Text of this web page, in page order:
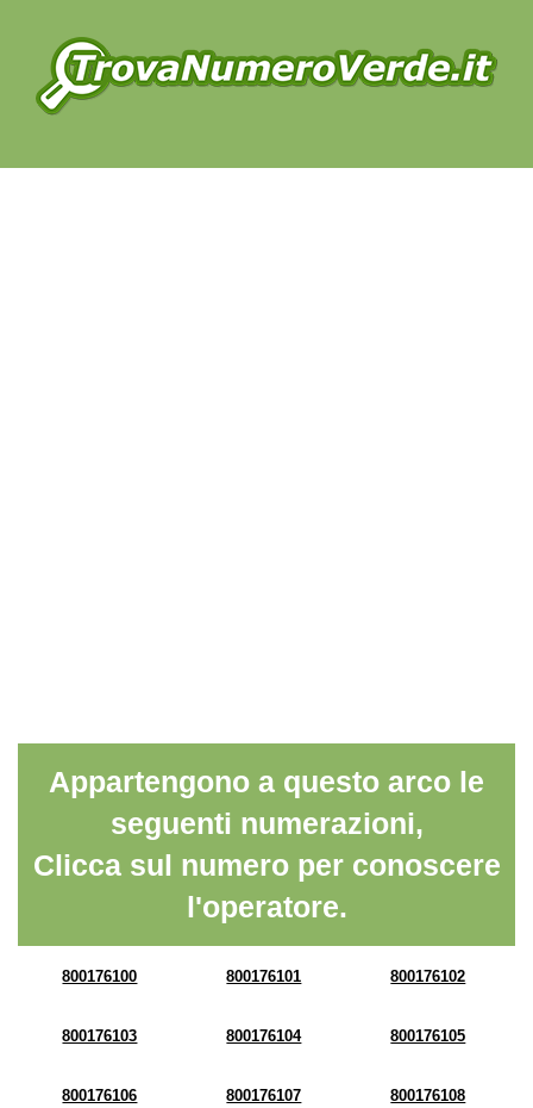
Appartengono a questo arco le
seguenti numerazioni,
Clicca sul numero per conoscere
l'operatore.
800176100 800176101 800176102
800176103 800176104 800176105
800176106 800176107 800176108